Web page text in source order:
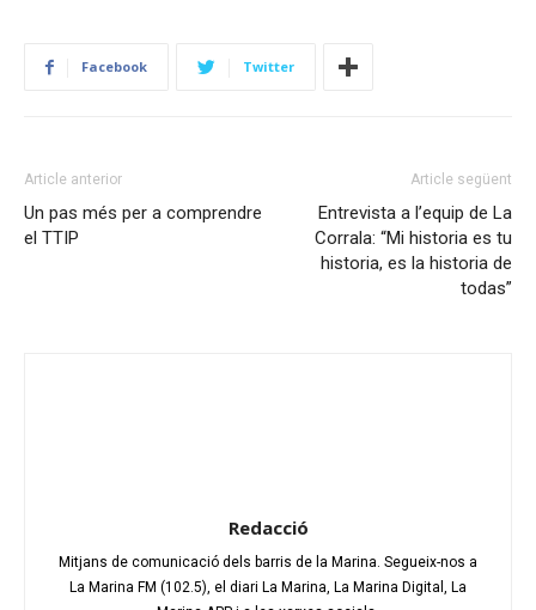
Facebook Twitter
Article anterior
Un pas més per a comprendre
el TTIP
Article següent
Entrevista a l’equip de La
Corrala: “Mi historia es tu
historia, es la historia de
todas”
Redacció
Mitjans de comunicació dels barris de la Marina. Segueix-nos a
La Marina FM (102.5), el diari La Marina, La Marina Digital, La